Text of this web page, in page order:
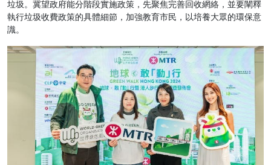
垃圾。冀望政府能分階段實施政策，先聚焦完善回收網絡，並要闡釋
執行垃圾收費政策的具體細節，加強教育市民，以培養大眾的環保意
識。